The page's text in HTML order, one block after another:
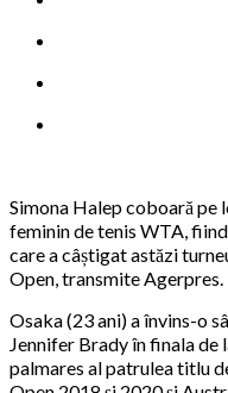
Simona Halep coboară pe
feminin de tenis WTA,
care a câștigat astăzi
Open, transmite Agerpres.
Osaka (23 ani) a învins-o
Jennifer Brady în finala
palmares al patrulea titlu